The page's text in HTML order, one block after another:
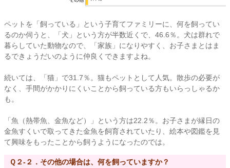
ペットを「飼っている」という子育てファミリーに、何を飼ってい
るのか伺うと、「犬」という方が半数近くで、46.6％。犬は群れで
暮らしていた動物なので、「家族」になりやすく、お子さまとはま
るできょうだいのように仲良くできますよね。
続いては、「猫」で31.7％。猫もペットとして人気。散歩の必要が
なく、手間がかかりにくいことから飼っている方もいらっしゃるか
も。
「魚（熱帯魚、金魚など）」という方は22.2％。お子さまが縁日の
金魚すくいで取ってきた金魚を飼育されていたり、絵本や図鑑を見
て興味をもったことから飼うようになったのでは。
Ｑ２-２．その他の場合は、何を飼っていますか？